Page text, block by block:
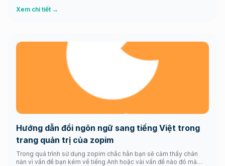
được sử dụng dành cho máy chủ bởi thiết lập của nó hướng tới
Xem chi tiết →
Hướng dẫn đổi ngôn ngữ sang tiếng Việt trong
trang quản trị của zopim
Trong quá trình sử dụng zopim chắc hẳn bạn sẽ cảm thấy chán
nản vì vấn đề bạn kém về tiếng Anh hoặc vài vấn đề nào đó mà